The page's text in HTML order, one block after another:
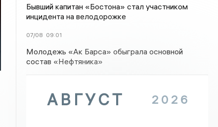
Бывший капитан «Бостона» стал участником
инцидента на велодорожке
07/08 09:01
Молодежь «Ак Барса» обыграла основной
состав «Нефтяника»
АВГУСТ 2026